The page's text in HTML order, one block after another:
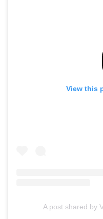
View this
A post shared by